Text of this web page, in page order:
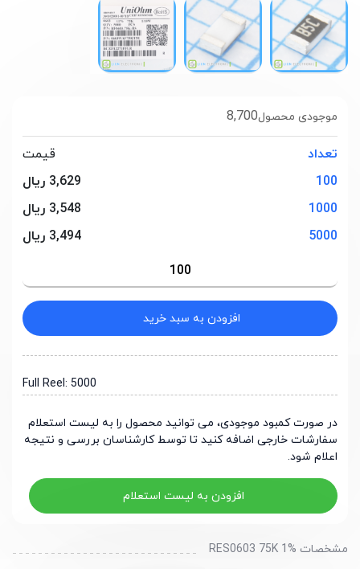
8,700موجودی محصول
تعداد
قیمت
100
3,629 ریال
1000
3,548 ریال
5000
3,494 ریال
افزودن به سبد خرید
Full Reel: 5000
در صورت کمبود موجودی، می توانید محصول را به لیست استعلام
سفارشات خارجی اضافه کنید تا توسط کارشناسان بررسی و نتیجه
اعلام شود.
افزودن به لیست استعلام
مشخصات RES0603 75K 1%